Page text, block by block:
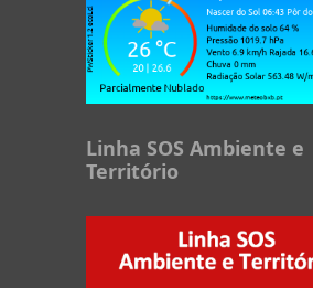
Linha SOS Ambiente e
Território